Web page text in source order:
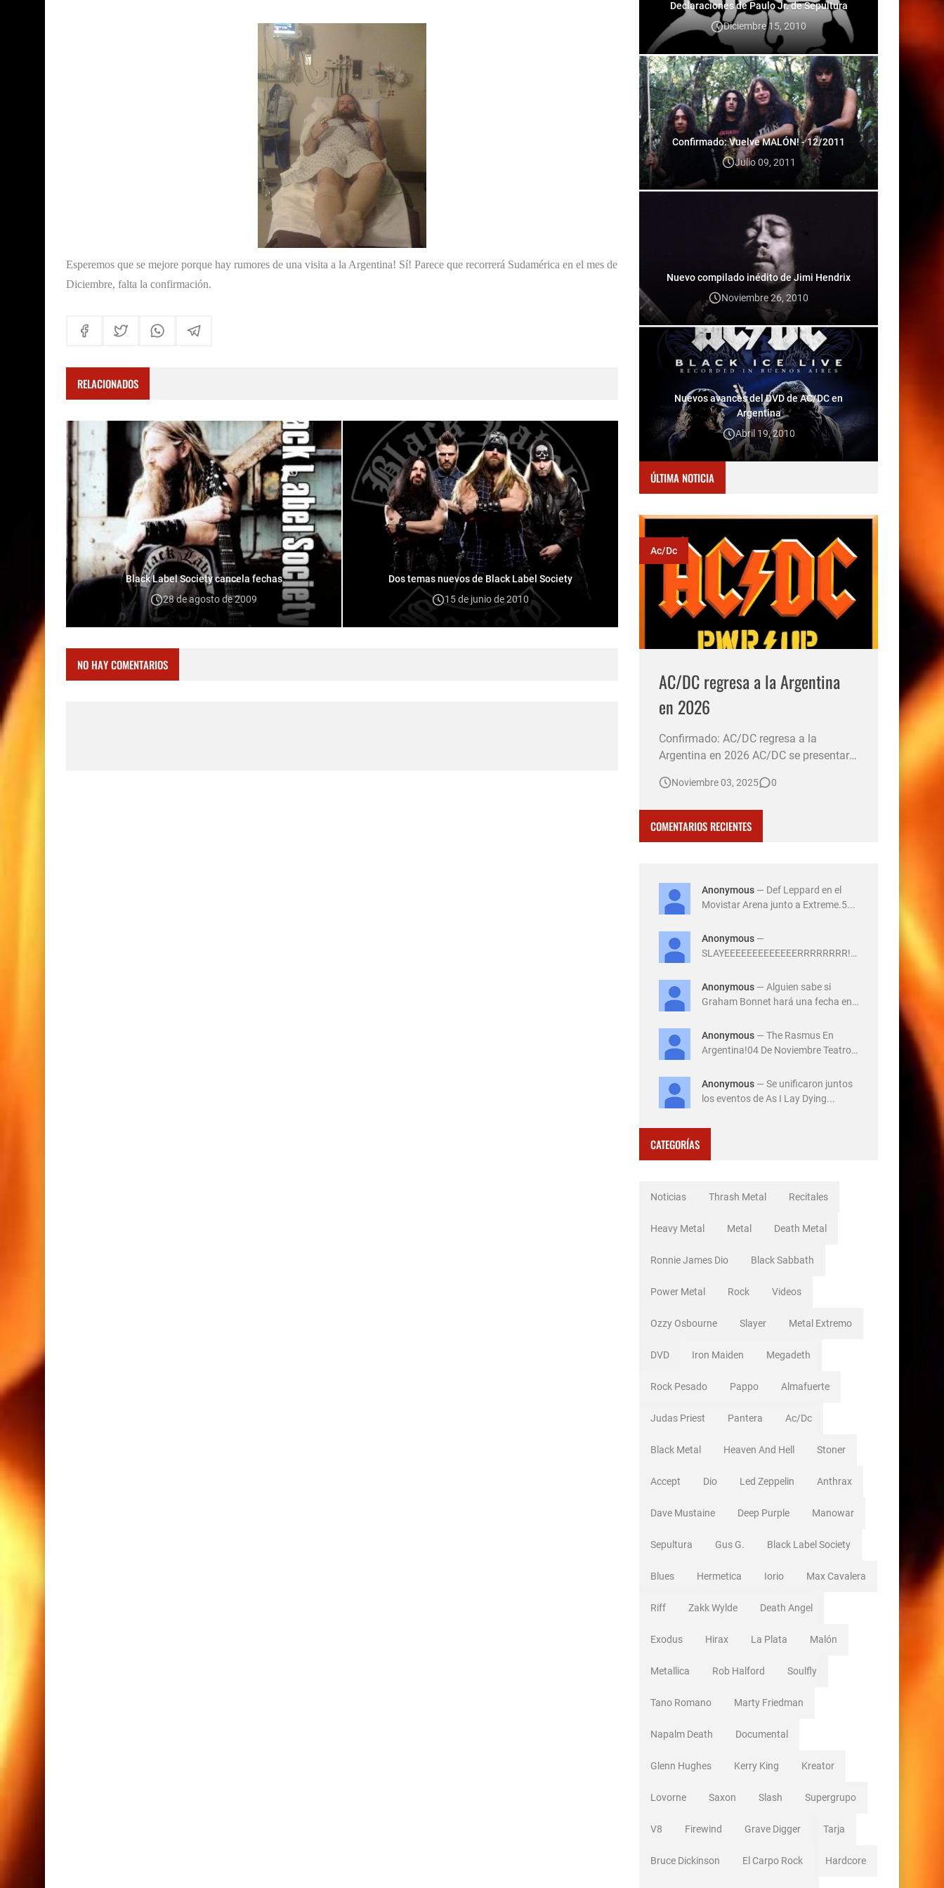
Esperemos que se mejore porque hay rumores de una visita a la Argentina! Sí! Parece que recorrerá Sudamérica en el mes de
Diciembre, falta la confirmación.
RELACIONADOS
Black Label Society cancela fechas
28 de agosto de 2009
Dos temas nuevos de Black Label Society
15 de junio de 2010
NO HAY COMENTARIOS
Declaraciones de Paulo Jr. de Sepultura
Diciembre 15, 2010
Confirmado: Vuelve MALÓN! - 12/2011
Julio 09, 2011
Nuevo compilado inédito de Jimi Hendrix
Noviembre 26, 2010
Nuevos avances del DVD de AC/DC en
Argentina
Abril 19, 2010
ÚLTIMA NOTICIA
Ac/dc
AC/DC regresa a la Argentina
en 2026
Confirmado: AC/DC regresa a la
Argentina en 2026 AC/DC se presentará
River Plate de Argentina, como parte de
entradas saldrán a la venta el 7 de
noviembre a las 10:00 horas a través de
Noviembre 03, 2025 0
COMENTARIOS RECIENTES
Anonymous — Def Leppard en el
Movistar Arena junto a Extreme.5...
Anonymous —
SLAYEEEEEEEEEEEEERRRRRRRR!!!
Anonymous — Alguien sabe si
Graham Bonnet hará una fecha en
Anonymous — The Rasmus En
Argentina!04 De Noviembre Teatro
Anonymous — Se unificaron juntos
los eventos de As I Lay Dying...
CATEGORÍAS
Noticias Thrash Metal Recitales
Heavy Metal Metal Death Metal
Ronnie James Dio Black Sabbath
Power Metal Rock Videos
Ozzy Osbourne Slayer Metal Extremo
DVD Iron Maiden Megadeth
Rock Pesado Pappo Almafuerte
Judas Priest Pantera Ac/dc
Black Metal Heaven And Hell Stoner
Accept Dio Led Zeppelin Anthrax
Dave Mustaine Deep Purple Manowar
Sepultura Gus G. Black Label Society
Blues Hermetica Iorio Max Cavalera
Riff Zakk Wylde Death Angel
Exodus Hirax La Plata Malón
Metallica Rob Halford Soulfly
Tano Romano Marty Friedman
Napalm Death Documental
Glenn Hughes Kerry King Kreator
Lovorne Saxon Slash Supergrupo
V8 Firewind Grave Digger Tarja
Bruce Dickinson El Carpo Rock Hardcore